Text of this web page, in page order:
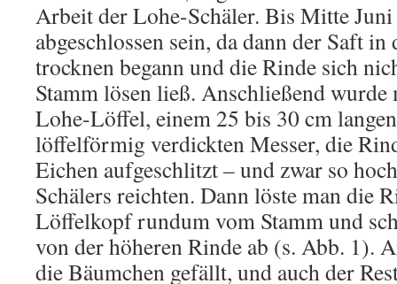
Arbeit der Lohe-Schäler. Bis Mitte
abgeschlossen sein, da dann der Saft in
trocknen begann und die Rinde sich
Stamm lösen ließ. Anschließend wurde
Lohe-Löffel, einem 25 bis 30 cm
löffelförmig verdickten Messer, die
Eichen aufgeschlitzt – und zwar so
Schälers reichten. Dann löste man die
Löffelkopf rundum vom Stamm und
von der höheren Rinde ab (s. Abb. 1).
die Bäumchen gefällt, und auch der